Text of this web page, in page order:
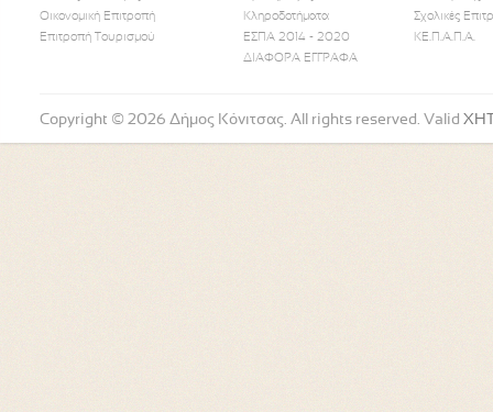
Οικονομική Επιτροπή
Επιτροπή Τουρισμού
Κληροδοτήματα
ΕΣΠΑ 2014 - 2020
ΔΙΑΦΟΡΑ ΕΓΓΡΑΦΑ
Σχολικές
ΚΕ.Π.Α.Π.Α.
Follow Us
Copyright © 2026 Δήμος Κόνιτσας. All rights reserved. Valid